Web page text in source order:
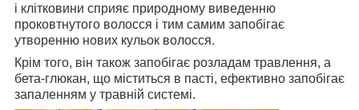
і клітковини сприяє природному виведенню
проковтнутого волосся і тим самим запобігає
утворенню нових кульок волосся.
Крім того, він також запобігає розладам травлення, а
бета-глюкан, що міститься в пасті, ефективно запобігає
запаленням у травній системі.